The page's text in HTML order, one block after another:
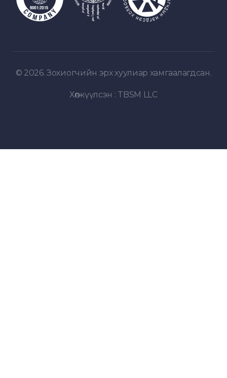
© 2026. Зохиогчийн эрх хуулиар хамгаалагдсан.
Хөгжүүлсэн : TBSM LLC